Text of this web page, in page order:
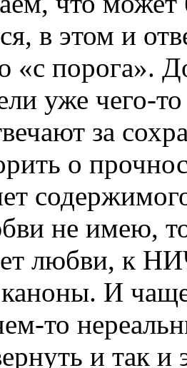
в этом и
«с порога».
уже чего-
за
о
не имею,
любви, к
И чаще
то
и так и